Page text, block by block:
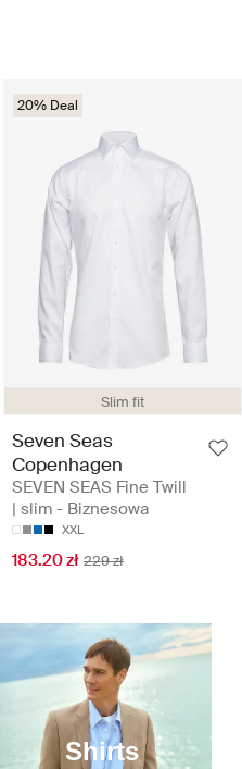
Slim fit
20% Deal
Seven Seas
Copenhagen
SEVEN SEAS Fine Twill
| slim - Biznesowa
XXL
183.20 zł 229 zł
Shirts